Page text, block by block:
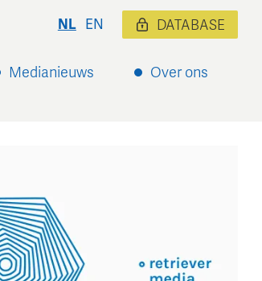
Medianieuws Over ons
NL EN DATABASE